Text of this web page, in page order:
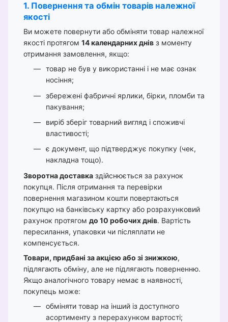
1. Повернення та обмін товарів належної
якості
Ви можете повернути або обміняти товар належної
якості протягом 14 календарних днів з моменту
отримання замовлення, якщо:
товар не був у використанні і не має ознак
носіння;
збережені фабричні ярлики, бірки, пломби та
пакування;
виріб зберіг товарний вигляд і споживчі
властивості;
є документ, що підтверджує покупку (чек,
накладна тощо).
Зворотна доставка здійснюється за рахунок
покупця. Після отримання та перевірки
повернення магазином кошти повертаються
покупцю на банківську картку або розрахунковий
рахунок протягом до 10 робочих днів. Вартість
пересилання, упаковки чи післяплати не
компенсується.
Товари, придбані за акцією або зі знижкою,
підлягають обміну, але не підлягають поверненню.
Якщо аналогічного товару немає в наявності,
покупець може:
обміняти товар на інший із доступного
асортименту з перерахунком вартості;